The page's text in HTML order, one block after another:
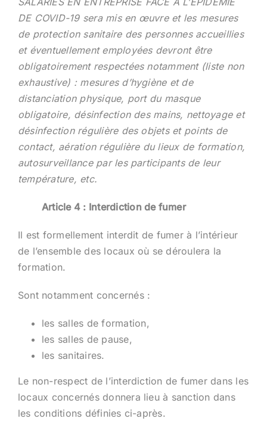
DE COVID-19 sera mis en œuvre et les mesures
de protection sanitaire des personnes accueillies
et éventuellement employées devront être
obligatoirement respectées notamment (liste non
exhaustive) : mesures d’hygiène et de
distanciation physique, port du masque
obligatoire, désinfection des mains, nettoyage et
désinfection régulière des objets et points de
contact, aération régulière du lieux de formation,
autosurveillance par les participants de leur
température, etc.
Article 4 : Interdiction de fumer
Il est formellement interdit de fumer à l’intérieur
de l’ensemble des locaux où se déroulera la
formation.
Sont notamment concernés :
les salles de formation,
les salles de pause,
les sanitaires.
Le non-respect de l’interdiction de fumer dans les
locaux concernés donnera lieu à sanction dans
les conditions définies ci-après.